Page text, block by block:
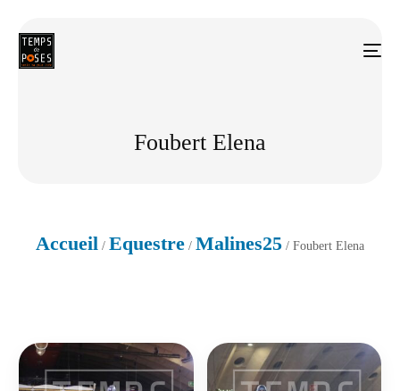
Foubert Elena
Accueil / Equestre / Malines25 / Foubert Elena